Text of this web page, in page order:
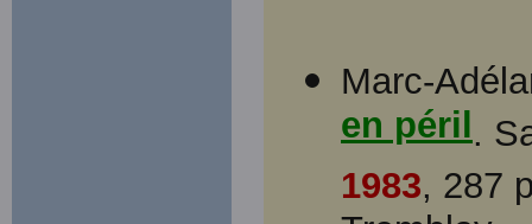
Marc-
en péril.
1983, 287